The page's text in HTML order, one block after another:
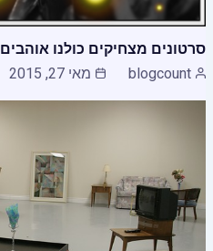
סרטונים מצחיקים כולנו אוהבים
blogcount
מאי 27, 2015